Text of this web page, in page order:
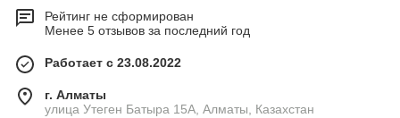
Рейтинг не сформирован
Менее 5 отзывов за последний год
Работает с 23.08.2022
г. Алматы
улица Утеген Батыра 15А, Алматы, Казахстан